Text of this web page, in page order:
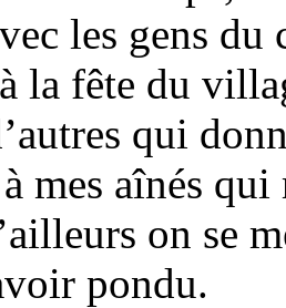
les gens
la fête du
qui
mes aînés
on se
pondu.